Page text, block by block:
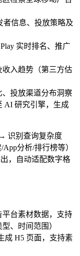
信息、投放策略及
实时排名、推广
入趋势（第三方估
投放渠道分布洞察
AI 研究引擎，生成
识别查询复杂度
分析/排行榜等）
，自动适配数字格
平台素材数据，支持
、时间范围）
成 H5 页面，支持素